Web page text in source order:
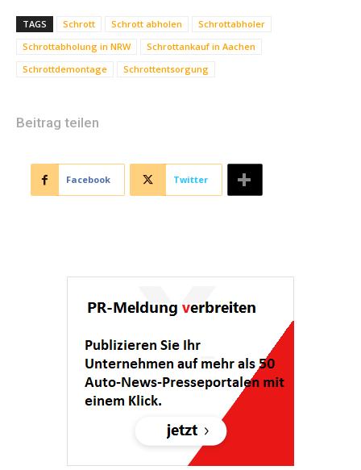
TAGS Schrott Schrott abholen
Schrottabholer
Schrottabholung in NRW
Schrottankauf in Aachen
Schrottdemontage
Schrottentsorgung
Beitrag teilen
Facebook Twitter